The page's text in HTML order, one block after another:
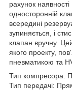
рахунок
односторонній
всередині
зупиняється, і
клапан вручну.
якого проекту,
пневматикою та
Тип компресора:
Тип передачі: